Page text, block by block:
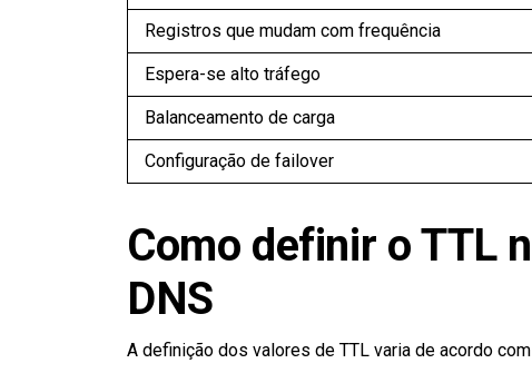
Registros que mudam com frequência
Espera-se alto tráfego
Balanceamento de carga
Configuração de failover
Como definir o TTL
DNS
A definição dos valores de TTL varia de acordo